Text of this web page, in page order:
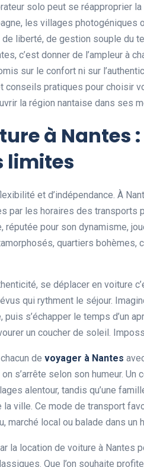
solo peut se réapproprier
les villages photogéniques
liberté, de gestion souple du
c’est donner de l’ampleur à
sur le confort ni sur
conseils pratiques pour choisir
la région nantaise dans ses
à Nantes
limites
et d’indépendance. À
par les horaires des transports
réputée pour son dynamisme,
quartiers bohèmes,
se déplacer en voiture
qui rythment le séjour.
puis s’échapper le temps d’un
un coucher de soleil.
de voyager à Nantes
s’arrête selon son humeur. Un
alentour, tandis qu’une
ville. Ce mode de transport
marché local ou balade dans un
la location de voiture à Nantes
Que l’on souhaite